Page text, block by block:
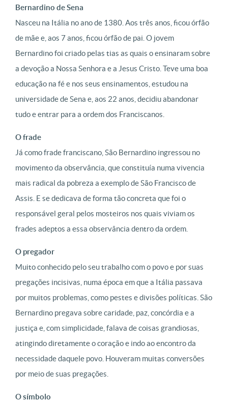
Bernardino de Sena
Nasceu na Itália no ano de 1380. Aos três anos, ficou órfão
de mãe e, aos 7 anos, ficou órfão de pai. O jovem
Bernardino foi criado pelas tias as quais o ensinaram sobre
a devoção a Nossa Senhora e a Jesus Cristo. Teve uma boa
educação na fé e nos seus ensinamentos, estudou na
universidade de Sena e, aos 22 anos, decidiu abandonar
tudo e entrar para a ordem dos Franciscanos.
O frade
Já como frade franciscano, São Bernardino ingressou no
movimento da observância, que constituía numa vivencia
mais radical da pobreza a exemplo de São Francisco de
Assis. E se dedicava de forma tão concreta que foi o
responsável geral pelos mosteiros nos quais viviam os
frades adeptos a essa observância dentro da ordem.
O pregador
Muito conhecido pelo seu trabalho com o povo e por suas
pregações incisivas, numa época em que a Itália passava
por muitos problemas, como pestes e divisões políticas. São
Bernardino pregava sobre caridade, paz, concórdia e a
justiça e, com simplicidade, falava de coisas grandiosas,
atingindo diretamente o coração e indo ao encontro da
necessidade daquele povo. Houveram muitas conversões
por meio de suas pregações.
O símbolo